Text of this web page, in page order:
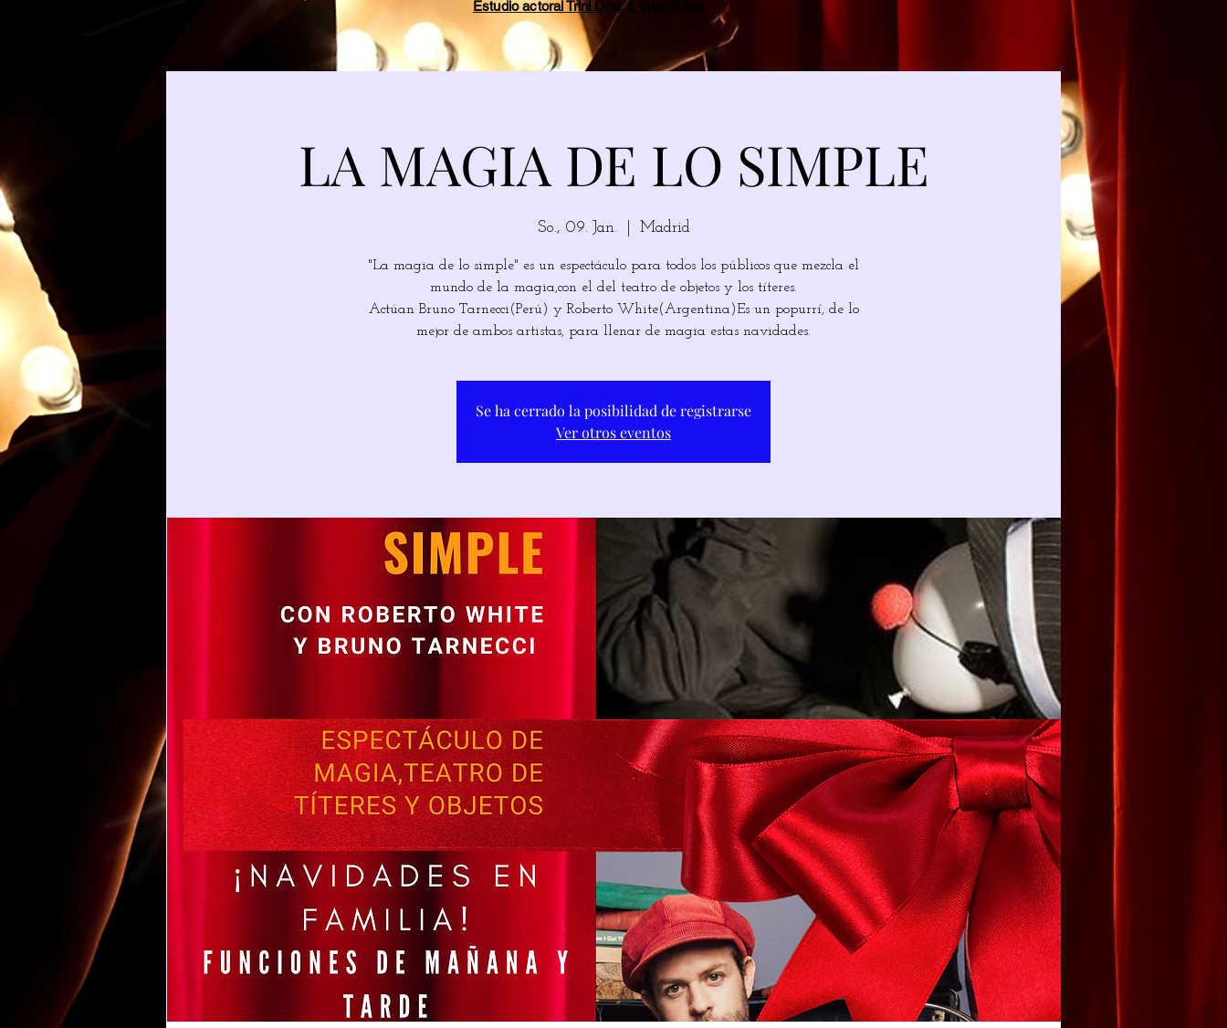
Estudio actoral Trini Díaz & Íñigo Tricio
LA MAGIA DE LO SIMPLE
So., 09. Jan. Madrid
"La magia de lo simple" es un espectáculo para todos los públicos que mezcla el
mundo de la magia,con el del teatro de objetos y los títeres.
Actúan Bruno Tarnecci(Perú) y Roberto White(Argentina)Es un popurrí, de lo
mejor de ambos artistas, para llenar de magia estas navidades.
Se ha cerrado la posibilidad de registrarse
Ver otros eventos